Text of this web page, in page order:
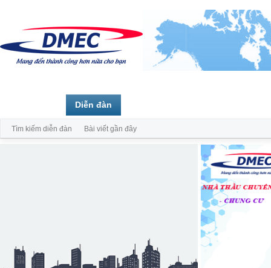
Diễn đàn
Tìm kiếm diễn đàn Bài viết gần đây